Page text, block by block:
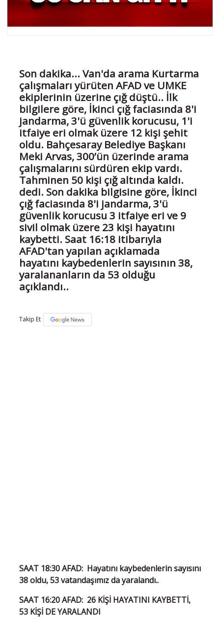
Son dakika... Van'da arama Kurtarma
çalışmaları yürüten AFAD ve UMKE
ekiplerinin üzerine çığ düştü.. İlk
bilgilere göre, İkinci çığ faciasında 8'i
jandarma, 3'ü güvenlik korucusu, 1'i
itfaiye eri olmak üzere 12 kişi şehit
oldu. Bahçesaray Belediye Başkanı
Meki Arvas, 300’ün üzerinde arama
çalışmalarını sürdüren ekip vardı.
Tahminen 50 kişi çığ altında kaldı.
dedi. Son dakika bilgisine göre, İkinci
çığ faciasında 8'i jandarma, 3'ü
güvenlik korucusu 3 itfaiye eri ve 9
sivil olmak üzere 23 kişi hayatını
kaybetti. Saat 16:18 itibarıyla
AFAD'tan yapılan açıklamada
hayatını kaybedenlerin sayısının 38,
yaralananların da 53 olduğu
açıklandı..
Takip Et
SAAT 18:30 AFAD: Hayatını kaybedenlerin sayısını
38 oldu, 53 vatandaşımız da yaralandı..
SAAT 16:20 AFAD: 26 KİŞİ HAYATINI KAYBETTİ,
53 KİŞİ DE YARALANDI